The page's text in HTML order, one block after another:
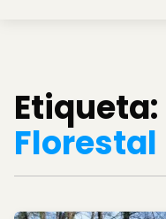
Etiqueta:
Florestal